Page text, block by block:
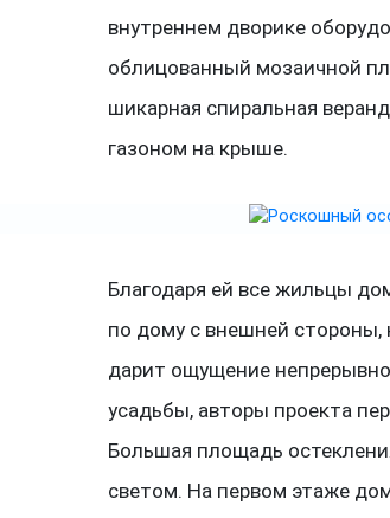
внутреннем дворике
облицованный мозаичной
шикарная спиральная
газоном на крыше.
Благодаря ей все жильцы
по дому с внешней стороны,
дарит ощущение
усадьбы, авторы проекта
Большая площадь
светом. На первом этаже